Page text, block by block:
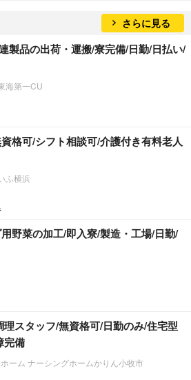
さらに見る
製品の出荷・運搬/寮完備/日勤/日払い/
海第一CU
格可/シフト相談可/介護付き有料老人
ふ横浜
野菜の加工/即入寮/製造・工場/日勤/
理スタッフ/無資格可/日勤のみ/住宅型
完備
ーム ナーシングホームかりん小牧市